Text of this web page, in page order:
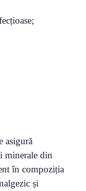
asigură
minerale din
în compoziția
și